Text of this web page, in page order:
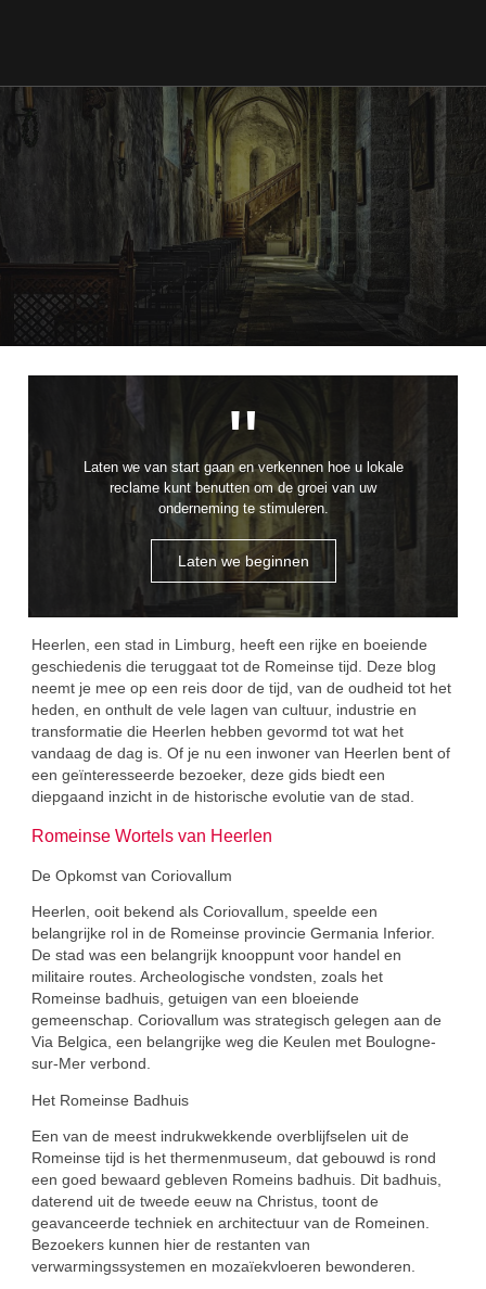
Heerlen, een stad in Limburg, heeft een rijke en boeiende
geschiedenis die teruggaat tot de Romeinse tijd. Deze blog
neemt je mee op een reis door de tijd, van de oudheid tot het
heden, en onthult de vele lagen van cultuur, industrie en
transformatie die Heerlen hebben gevormd tot wat het
vandaag de dag is. Of je nu een inwoner van Heerlen bent of
een geïnteresseerde bezoeker, deze gids biedt een
diepgaand inzicht in de historische evolutie van de stad.
Romeinse Wortels van Heerlen
De Opkomst van Coriovallum
Heerlen, ooit bekend als Coriovallum, speelde een
belangrijke rol in de Romeinse provincie Germania Inferior.
De stad was een belangrijk knooppunt voor handel en
militaire routes. Archeologische vondsten, zoals het
Romeinse badhuis, getuigen van een bloeiende
gemeenschap. Coriovallum was strategisch gelegen aan de
Via Belgica, een belangrijke weg die Keulen met Boulogne-
sur-Mer verbond.
Het Romeinse Badhuis
Een van de meest indrukwekkende overblijfselen uit de
Romeinse tijd is het thermenmuseum, dat gebouwd is rond
een goed bewaard gebleven Romeins badhuis. Dit badhuis,
daterend uit de tweede eeuw na Christus, toont de
geavanceerde techniek en architectuur van de Romeinen.
Bezoekers kunnen hier de restanten van
verwarmingssystemen en mozaïekvloeren bewonderen.
"
Laten we van start gaan en verkennen hoe u lokale
reclame kunt benutten om de groei van uw
onderneming te stimuleren.
Laten we beginnen